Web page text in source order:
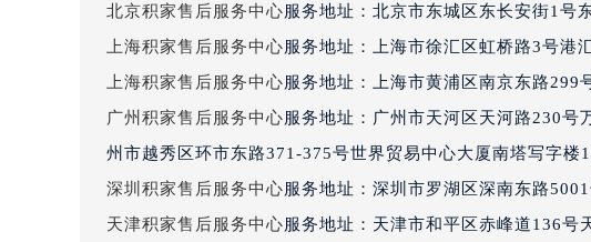
吉林省通化市东昌区环通乡江南大街积家售后服
吉林省延边市延吉市解放路积家售后服务中心（
辽宁省鞍山市铁东区站前街积家售后服务中心（
辽宁省本溪市平山区胜利路积家售后服务中心（
辽宁省朝阳市双塔区新华路积家售后服务中心（
辽宁省丹东市振兴区七经街积家售后服务中心（
北京积家售后服务中心 服务地址：北京市东城区东长安街1号
上海积家售后服务中心 服务地址：上海市徐汇区虹桥路3号港
上海积家售后服务中心 服务地址：上海市黄浦区南京东路299
广州积家售后服务中心 服务地址：广州市天河区天河路230
州市越秀区环市东路371-375号世界贸易中心大厦南塔写字楼
深圳积家售后服务中心 服务地址：深圳市罗湖区深南东路
天津积家售后服务中心 服务地址：天津市和平区赤峰道136号